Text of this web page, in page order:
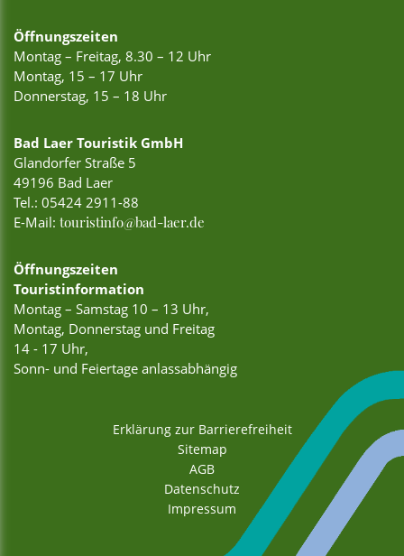
Öffnungszeiten
Montag – Freitag, 8.30 – 12 Uhr
Montag, 15 – 17 Uhr
Donnerstag, 15 – 18 Uhr
Bad Laer Touristik GmbH
Glandorfer Straße 5
49196 Bad Laer
Tel.: 05424 2911-88
E-Mail: touristinfo@bad-laer.de
Öffnungszeiten
Touristinformation
Montag – Samstag 10 – 13 Uhr,
Montag, Donnerstag und Freitag
14 - 17 Uhr,
Sonn- und Feiertage anlassabhängig
Erklärung zur Barrierefreiheit
Sitemap
AGB
Datenschutz
Impressum